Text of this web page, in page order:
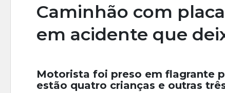
Caminhão com
em acidente que
Motorista foi preso em flagrante
estão quatro crianças e outras